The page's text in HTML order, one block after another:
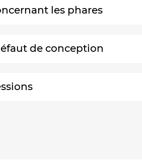
les phares
de conception